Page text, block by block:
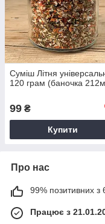
Суміш Літня
120 грам (баночка
99 ₴
Купити
Про нас
99% позитивних з
Працює з